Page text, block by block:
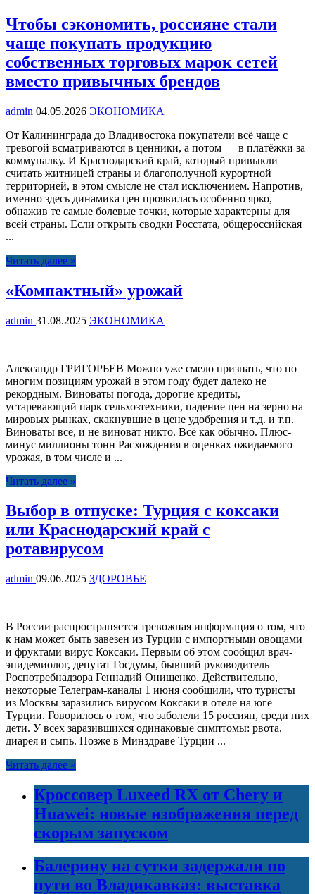
Чтобы сэкономить, россияне стали
чаще покупать продукцию
собственных торговых марок сетей
вместо привычных брендов
admin 04.05.2026 ЭКОНОМИКА
От Калининграда до Владивостока покупатели всё чаще с
тревогой всматриваются в ценники, а потом — в платёжки за
коммуналку. И Краснодарский край, который привыкли
считать житницей страны и благополучной курортной
территорией, в этом смысле не стал исключением. Напротив,
именно здесь динамика цен проявилась особенно ярко,
обнажив те самые болевые точки, которые характерны для
всей страны. Если открыть сводки Росстата, общероссийская
...
Читать далее »
«Компактный» урожай
admin 31.08.2025 ЭКОНОМИКА
Александр ГРИГОРЬЕВ Можно уже смело признать, что по
многим позициям урожай в этом году будет далеко не
рекордным. Виноваты погода, дорогие кредиты,
устаревающий парк сельхозтехники, падение цен на зерно на
мировых рынках, скакнувшие в цене удобрения и т.д. и т.п.
Виноваты все, и не виноват никто. Всё как обычно. Плюс-
минус миллионы тонн Расхождения в оценках ожидаемого
урожая, в том числе и ...
Читать далее »
Выбор в отпуске: Турция с коксаки
или Краснодарский край с
ротавирусом
admin 09.06.2025 ЗДОРОВЬЕ
В России распространяется тревожная информация о том, что
к нам может быть завезен из Турции с импортными овощами
и фруктами вирус Коксаки. Первым об этом сообщил врач-
эпидемиолог, депутат Госдумы, бывший руководитель
Роспотребнадзора Геннадий Онищенко. Действительно,
некоторые Телеграм-каналы 1 июня сообщили, что туристы
из Москвы заразились вирусом Коксаки в отеле на юге
Турции. Говорилось о том, что заболели 15 россиян, среди них
дети. У всех заразившихся одинаковые симптомы: рвота,
диарея и сыпь. Позже в Минздраве Турции ...
Читать далее »
Кроссовер Luxeed RX от Chery и
Huawei: новые изображения перед
скорым запуском
Балерину на сутки задержали по
пути во Владикавказ: выставка